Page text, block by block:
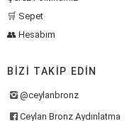
🛒 Sepet
👥 Hesabım
BIZI TAKIP EDIN
@ceylanbronz
Ceylan Bronz Aydınlatma